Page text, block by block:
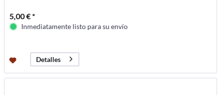
5,00 € *
Inmediatamente listo para su envío
Detalles